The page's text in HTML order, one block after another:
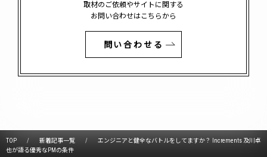
取材のご依頼やサイトに関する
お問い合わせはこちらから
問い合わせる
TOP 新着記事一覧
エンジニアと健全なバトルをしてますか？ Increments 及川卓
也が語る優秀なPMの条件